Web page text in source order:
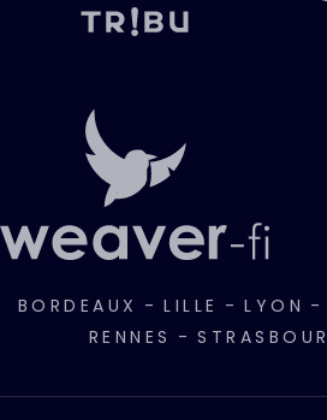
BORDEAUX - LILLE - LYON -
RENNES -